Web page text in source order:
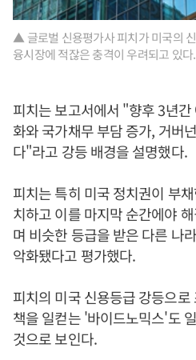
▲ 글로벌 신용평가사 피치가 미국의
융시장에 적잖은 충격이 우려되고 있
피치는 보고서에서 "향후 3년
화와 국가채무 부담 증가, 거버
다"라고 강등 배경을 설명했다.
피치는 특히 미국 정치권이 부
치하고 이를 마지막 순간에야
며 비슷한 등급을 받은 다른 나
악화됐다고 평가했다.
피치의 미국 신용등급 강등으
책을 일컫는 '바이드노믹스'도
것으로 보인다.